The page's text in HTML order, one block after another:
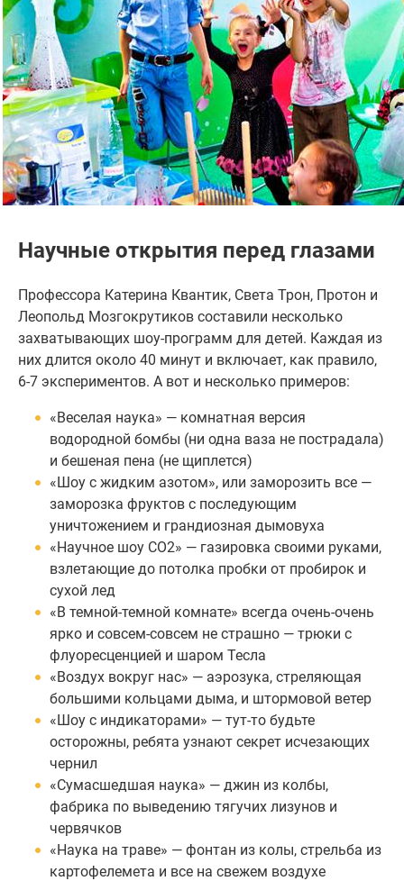
Научные открытия перед глазами
Профессора Катерина Квантик, Света Трон, Протон и
Леопольд Мозгокрутиков составили несколько
захватывающих шоу-программ для детей. Каждая из
них длится около 40 минут и включает, как правило,
6-7 экспериментов. А вот и несколько примеров:
«Веселая наука» — комнатная версия
водородной бомбы (ни одна ваза не пострадала)
и бешеная пена (не щиплется)
«Шоу с жидким азотом», или заморозить все —
заморозка фруктов с последующим
уничтожением и грандиозная дымовуха
«Научное шоу CO2» — газировка своими руками,
взлетающие до потолка пробки от пробирок и
сухой лед
«В темной-темной комнате» всегда очень-очень
ярко и совсем-совсем не страшно — трюки с
флуоресценцией и шаром Тесла
«Воздух вокруг нас» — аэрозука, стреляющая
большими кольцами дыма, и штормовой ветер
«Шоу с индикаторами» — тут-то будьте
осторожны, ребята узнают секрет исчезающих
чернил
«Сумасшедшая наука» — джин из колбы,
фабрика по выведению тягучих лизунов и
червячков
«Наука на траве» — фонтан из колы, стрельба из
картофелемета и все на свежем воздухе